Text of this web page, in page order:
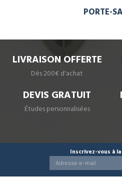
PORTE-
LIVRAISON OFFERTE
Dès 200€ d'achat
DEVIS GRATUIT
Études personnalisées
Inscrivez-vous à